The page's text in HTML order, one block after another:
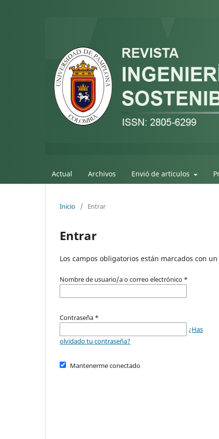
Actual Archivos Envió de articulos
Inicio / Entrar
Entrar
Los campos obligatorios están marcados con
Nombre de usuario/a o correo electrónico *
Contraseña *
¿Has
olvidado tu contraseña?
Mantenerme conectado